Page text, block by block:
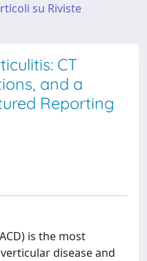
su Riviste
CT
and a
Reporting
is the most
disease and